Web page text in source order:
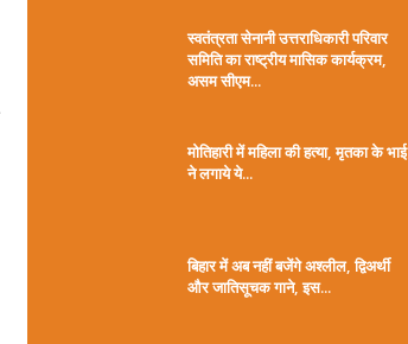
स्वतंत्रता सेनानी उत्तराधिकारी परिवार
समिति का राष्ट्रीय मासिक कार्यक्रम,
असम सीएम...
मोतिहारी में महिला की हत्या, मृतका के भाई
ने लगाये ये...
बिहार में अब नहीं बजेंगे अश्लील, द्विअर्थी
और जातिसूचक गाने, इस...